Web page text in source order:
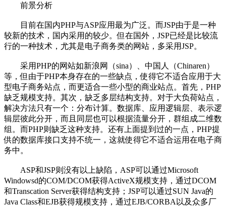
前景分析
目前在国内PHP与ASP应用最为广泛。而JSP由于是一种
较新的技术，国内采用的较少。但在国外，JSP已经是比较流
行的一种技术，尤其是电子商务类的网站，多采用JSP。
采用PHP的网站如新浪网（sina）、中国人（Chinaren）
等，但由于PHP本身存在的一些缺点，使得它不适合应用于大
型电子商务站点，而更适合一些小型的商业站点。首先，PHP
缺乏规模支持。其次，缺乏多层结构支持。对于大负荷站点，
解决方法只有一个：分布计算。数据库、应用逻辑层、表示逻
辑层彼此分开，而且同层也可以根据流量分开，群组成二维数
组。而PHP则缺乏这种支持。还有上面提到过的一点，PHP提
供的数据库接口支持不统一，这就使得它不适合运用在电子商
务中。
ASP和JSP则没有以上缺陷，ASP可以通过Microsoft
Windowsd的COM/DCOM获得ActiveX规模支持，通过DCOM
和Transcation Server获得结构支持；JSP可以通过SUN Java的
Java Class和EJB获得规模支持，通过EJB/CORBA以及众多厂